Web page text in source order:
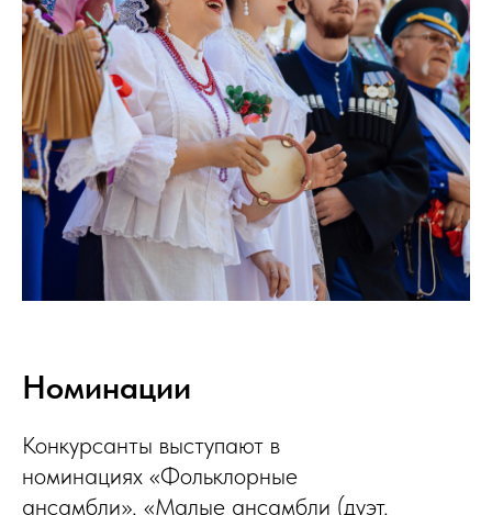
Номинации
Конкурсанты выступают в
номинациях «Фольклорные
ансамбли», «Малые ансамбли (дуэт,